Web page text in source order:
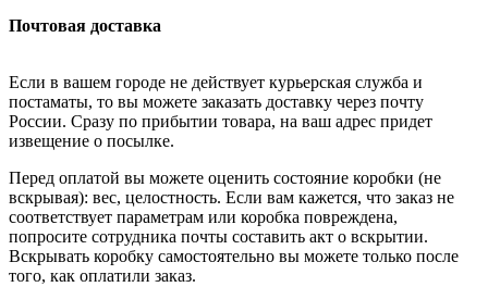
Почтовая доставка
Если в вашем городе не действует курьерская служба и
постаматы, то вы можете заказать доставку через почту
России. Сразу по прибытии товара, на ваш адрес придет
извещение о посылке.
Перед оплатой вы можете оценить состояние коробки (не
вскрывая): вес, целостность. Если вам кажется, что заказ не
соответствует параметрам или коробка повреждена,
попросите сотрудника почты составить акт о вскрытии.
Вскрывать коробку самостоятельно вы можете только после
того, как оплатили заказ.